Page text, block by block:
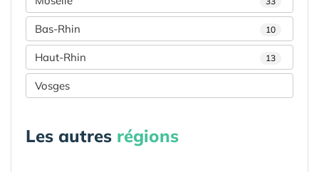
Bas-Rhin 10
Haut-Rhin 13
Vosges
Les autres régions